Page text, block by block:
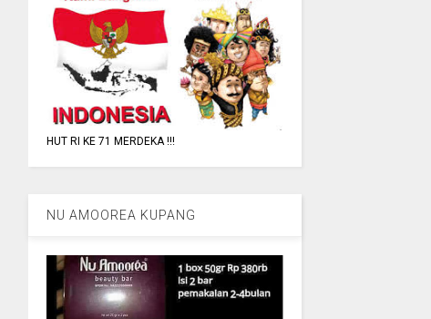
HUT RI KE 71 MERDEKA !!!
NU AMOOREA KUPANG